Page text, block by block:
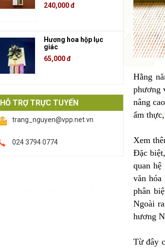
240,000 đ
Hương hoa hộp lục
giác
65,000 đ
HỖ TRỢ TRỰC TUYẾN
trang_nguyen@vpp.net.vn
024 3794 0774
Hằng
phương
nâng
ẩm
Xem
Đặc
quan
văn
phân
Ngoài
hương
Từ đây